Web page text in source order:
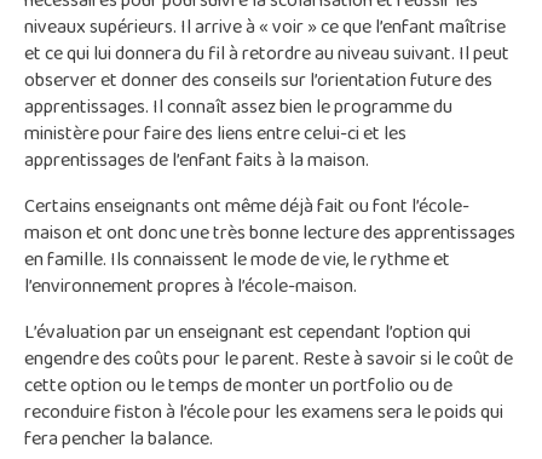
niveaux supérieurs. Il arrive à « voir » ce que l’enfant maîtrise
et ce qui lui donnera du fil à retordre au niveau suivant. Il peut
observer et donner des conseils sur l’orientation future des
apprentissages. Il connaît assez bien le programme du
ministère pour faire des liens entre celui-ci et les
apprentissages de l’enfant faits à la maison.
Certains enseignants ont même déjà fait ou font l’école-
maison et ont donc une très bonne lecture des apprentissages
en famille. Ils connaissent le mode de vie, le rythme et
l’environnement propres à l’école-maison.
L’évaluation par un enseignant est cependant l’option qui
engendre des coûts pour le parent. Reste à savoir si le coût de
cette option ou le temps de monter un portfolio ou de
reconduire fiston à l’école pour les examens sera le poids qui
fera pencher la balance.